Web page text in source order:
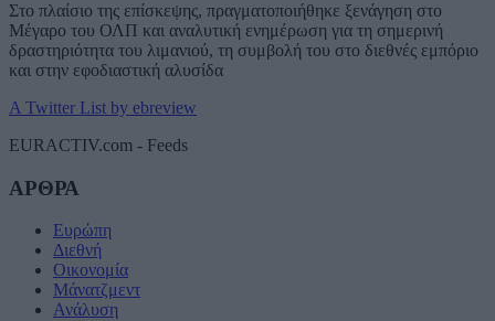
Στο πλαίσιο της επίσκεψης, πραγματοποιήθηκε ξενάγηση στο
Μέγαρο του ΟΛΠ και αναλυτική ενημέρωση για τη σημερινή
δραστηριότητα του λιμανιού, τη συμβολή του στο διεθνές εμπόριο
και στην εφοδιαστική αλυσίδα
A Twitter List by ebreview
EURACTIV.com - Feeds
ΑΡΘΡΑ
Ευρώπη
Διεθνή
Οικονομία
Μάνατζμεντ
Ανάλυση